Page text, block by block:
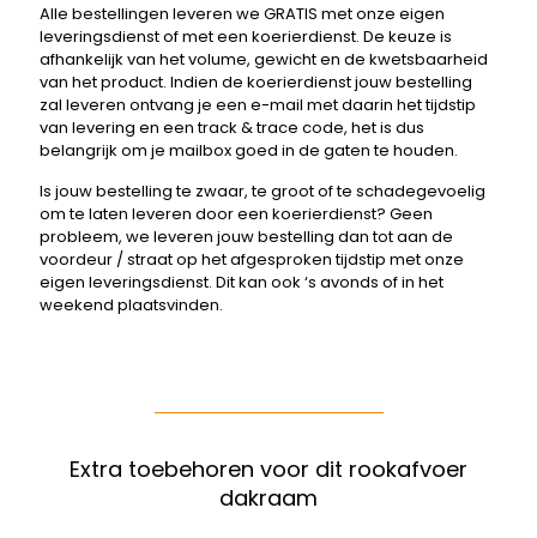
Alle bestellingen leveren we GRATIS met onze eigen
leveringsdienst of met een koerierdienst. De keuze is
afhankelijk van het volume, gewicht en de kwetsbaarheid
van het product. Indien de koerierdienst jouw bestelling
zal leveren ontvang je een e-mail met daarin het tijdstip
van levering en een track & trace code, het is dus
belangrijk om je mailbox goed in de gaten te houden.
Is jouw bestelling te zwaar, te groot of te schadegevoelig
om te laten leveren door een koerierdienst? Geen
probleem, we leveren jouw bestelling dan tot aan de
voordeur / straat op het afgesproken tijdstip met onze
eigen leveringsdienst. Dit kan ook ‘s avonds of in het
weekend plaatsvinden.
Extra toebehoren voor dit rookafvoer
dakraam